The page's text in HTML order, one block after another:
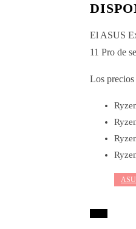
El ASUS
11 Pro de
Los precios